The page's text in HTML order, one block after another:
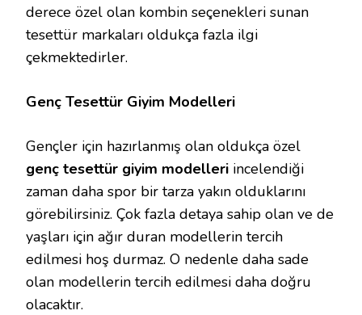
derece özel olan kombin seçenekleri sunan
tesettür markaları oldukça fazla ilgi
çekmektedirler.
Genç Tesettür Giyim Modelleri
Gençler için hazırlanmış olan oldukça özel
genç tesettür giyim modelleri incelendiği
zaman daha spor bir tarza yakın olduklarını
görebilirsiniz. Çok fazla detaya sahip olan ve de
yaşları için ağır duran modellerin tercih
edilmesi hoş durmaz. O nedenle daha sade
olan modellerin tercih edilmesi daha doğru
olacaktır.